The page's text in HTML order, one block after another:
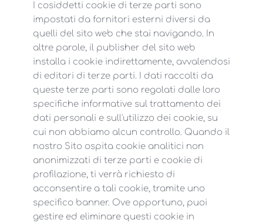
I cosiddetti cookie di terze parti sono
impostati da fornitori esterni diversi da
quelli del sito web che stai navigando. In
altre parole, il publisher del sito web
installa i cookie indirettamente, avvalendosi
di editori di terze parti. I dati raccolti da
queste terze parti sono regolati dalle loro
specifiche informative sul trattamento dei
dati personali e sull'utilizzo dei cookie, su
cui non abbiamo alcun controllo. Quando il
nostro Sito ospita cookie analitici non
anonimizzati di terze parti e cookie di
profilazione, ti verrà richiesto di
acconsentire a tali cookie, tramite uno
specifico banner. Ove opportuno, puoi
gestire ed eliminare questi cookie in